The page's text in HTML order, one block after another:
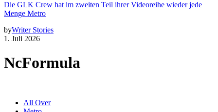
Die GLK Crew hat im zweiten Teil ihrer Videoreihe wieder jede
Menge Metro
byWriter Stories
1. Juli 2026
NcFormula
All Over